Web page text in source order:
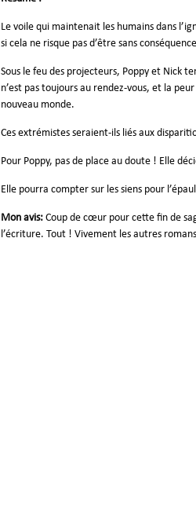
Le voile qui maintenait les humains dans
si cela ne risque pas d’être sans
Sous le feu des projecteurs, Poppy et Nick
n’est pas toujours au rendez-vous, et la
nouveau monde.
Ces extrémistes seraient-ils liés aux
Pour Poppy, pas de place au doute ! Elle
Elle pourra compter sur les siens pour
Mon avis: Coup de cœur pour cette fin de
l’écriture. Tout ! Vivement les autres